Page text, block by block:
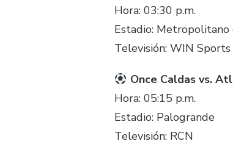
Hora: 03:30 p.m.
Estadio: Metropolitano
Televisión: WIN Sports
Once Caldas vs.
Hora: 05:15 p.m.
Estadio: Palogrande
Televisión: RCN